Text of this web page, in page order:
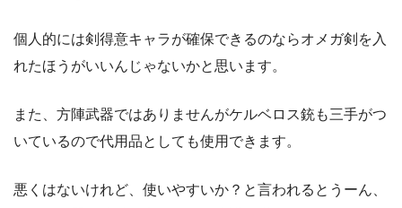
個人的には剣得意キャラが確保できるのならオメガ剣を入
れたほうがいいんじゃないかと思います。
また、方陣武器ではありませんがケルベロス銃も三手がつ
いているので代用品としても使用できます。
悪くはないけれど、使いやすいか？と言われるとうーん、